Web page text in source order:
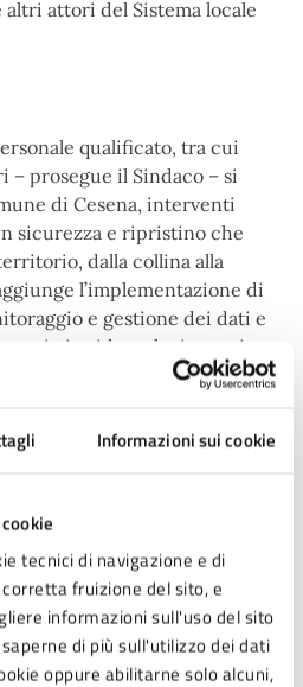
Informazioni sui cookie
tecnici di navigazione e di
fruizione del sito, e
informazioni sull'uso del sito
di più sull'utilizzo dei dati
oppure abilitarne solo alcuni,
attori del Sistema locale
qualificato, tra cui
prosegue il Sindaco – si
di Cesena, interventi
sicurezza e ripristino che
dalla collina alla
l’implementazione di
e gestione dei dati e
idro-pluviometrica,
piattaforme informatiche
alla popolazione, come
e pannelli a messaggio
e l’avvio di progetti di
rivolti alla cittadinanza e
della scuola”.